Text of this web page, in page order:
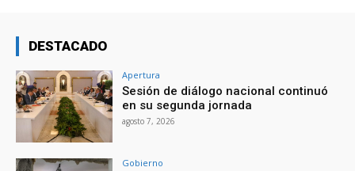
DESTACADO
Apertura
Sesión de diálogo nacional continuó
en su segunda jornada
agosto 7, 2026
Gobierno